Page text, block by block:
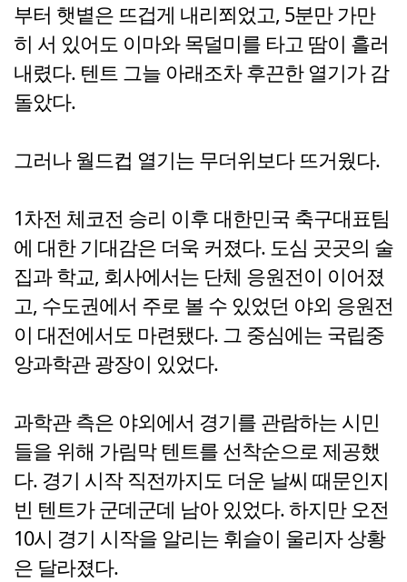
부터 햇볕은 뜨겁게 내리쬐었고, 5분만 가만
히 서 있어도 이마와 목덜미를 타고 땀이 흘러
내렸다. 텐트 그늘 아래조차 후끈한 열기가 감
돌았다.
그러나 월드컵 열기는 무더위보다 뜨거웠다.
1차전 체코전 승리 이후 대한민국 축구대표팀
에 대한 기대감은 더욱 커졌다. 도심 곳곳의 술
집과 학교, 회사에서는 단체 응원전이 이어졌
고, 수도권에서 주로 볼 수 있었던 야외 응원전
이 대전에서도 마련됐다. 그 중심에는 국립중
앙과학관 광장이 있었다.
과학관 측은 야외에서 경기를 관람하는 시민
들을 위해 가림막 텐트를 선착순으로 제공했
다. 경기 시작 직전까지도 더운 날씨 때문인지
빈 텐트가 군데군데 남아 있었다. 하지만 오전
10시 경기 시작을 알리는 휘슬이 울리자 상황
은 달라졌다.